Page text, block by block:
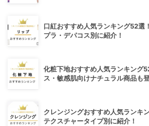
口紅おすすめ人気ランキング52選
プラ・デパコス別に紹介！
化粧下地おすすめ人気ランキング
ス・敏感肌向けナチュラル商品も
クレンジングおすすめ人気ランキ
テクスチャータイプ別に紹介！